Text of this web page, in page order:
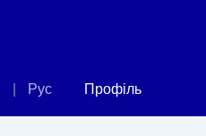
Рус Профіль